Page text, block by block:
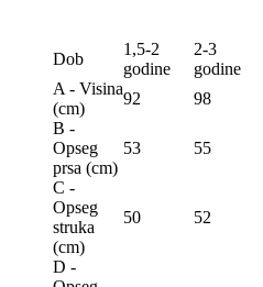
Dob
1,5-2
godine
2-3
godine
A - Visina
(сm)
92 98
B -
Opseg
prsa (сm)
53 55
C -
Opseg
struka
(сm)
50 52
D -